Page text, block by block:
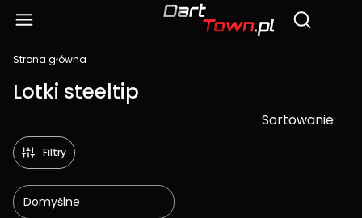
Otwórz
Strona główna
Lotki steeltip
Sortowanie:
Filtry
Domyślne